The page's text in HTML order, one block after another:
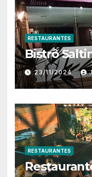
RESTAURANTES
Bistrô
23/11/2024
RESTAURANTES